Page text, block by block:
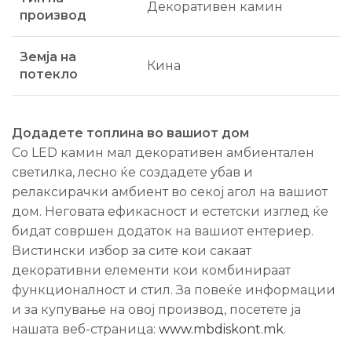
производ
Декоративен камин
Земја на
потекло
Кина
Додадете топлина во вашиот дом
Со LED камин мал декоративен амбиентален
светилка, лесно ќе создадете убав и
релаксирачки амбиент во секој агол на вашиот
дом. Неговата ефикасност и естетски изглед ќе
бидат совршен додаток на вашиот ентериер.
Вистински избор за сите кои сакаат
декоративни елементи кои комбинираат
функционалност и стил. За повеќе информации
и за купување на овој производ, посетете ја
нашата веб-страница: www.mbdiskont.mk.